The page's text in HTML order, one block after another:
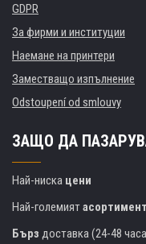
GDPR
За фирми и институции
Наемане на принтери
Заместващо изпълнение
Odstoupení od smlouvy
ЗАЩО ДА
Най-ниска цени
Най-големиятасортимент
Бърз доставка (24-48